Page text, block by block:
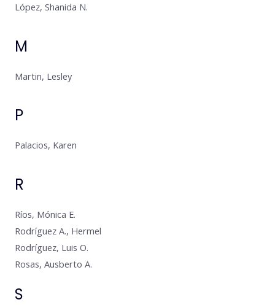
López, Shanida N.
M
Martin, Lesley
P
Palacios, Karen
R
Ríos, Mónica E.
Rodríguez A., Hermel
Rodríguez, Luis O.
Rosas, Ausberto A.
S